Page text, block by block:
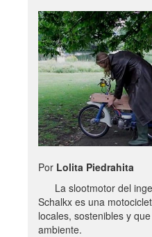
Por Lolita Piedrahita
La slootmotor del
Schalkx es una
locales, sostenibles y
ambiente.